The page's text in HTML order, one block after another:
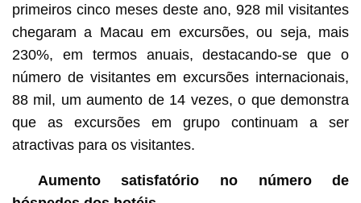
primeiros cinco meses deste ano, 928 mil visitantes
chegaram a Macau em excursões, ou seja, mais
230%, em termos anuais, destacando-se que o
número de visitantes em excursões internacionais,
88 mil, um aumento de 14 vezes, o que demonstra
que as excursões em grupo continuam a ser
atractivas para os visitantes.
Aumento satisfatório no número de